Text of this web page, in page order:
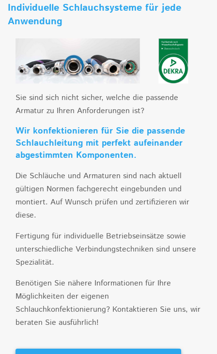
Individuelle Schlauchsysteme für jede
Anwendung
Sie sind sich nicht sicher, welche die passende
Armatur zu Ihren Anforderungen ist?
Wir konfektionieren für Sie die passende
Schlauchleitung mit perfekt aufeinander
abgestimmten Komponenten.
Die Schläuche und Armaturen sind nach aktuell
gültigen Normen fachgerecht eingebunden und
montiert. Auf Wunsch prüfen und zertifizieren wir
diese.
Fertigung für individuelle Betriebseinsätze sowie
unterschiedliche Verbindungstechniken sind unsere
Spezialität.
Benötigen Sie nähere Informationen für Ihre
Möglichkeiten der eigenen
Schlauchkonfektionierung? Kontaktieren Sie uns, wir
beraten Sie ausführlich!